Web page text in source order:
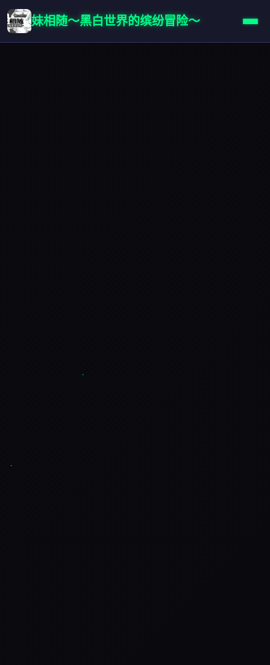
妹相随～黑白世界的缤纷冒险～